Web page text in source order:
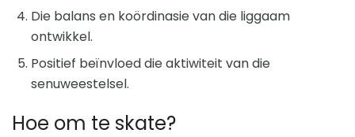
Die balans en koördinasie van die liggaam
ontwikkel.
Positief beïnvloed die aktiwiteit van die
senuweestelsel.
Hoe om te skate?